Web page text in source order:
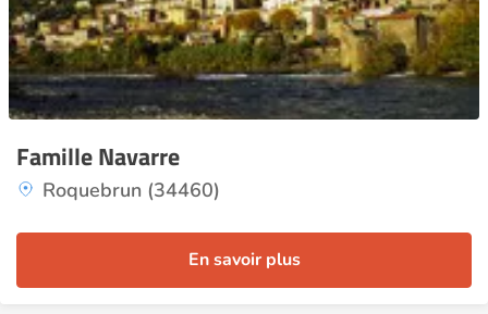
Famille Navarre
Roquebrun (34460)
En savoir plus